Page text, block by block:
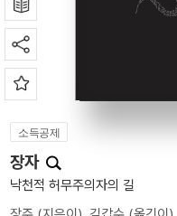
소득공제
장자
낙천적 허무주의자의 길